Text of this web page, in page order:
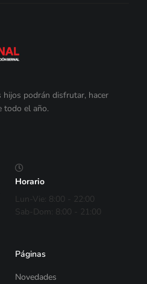
hijos podrán disfrutar, hacer
todo el año.
Horario
Lun-Vie: 8:00 - 22:00
Sab-Dom: 8:00 - 21:00
Páginas
Novedades